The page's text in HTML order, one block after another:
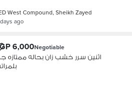
West Compound, Sheikh Zayed
ago
6,000Negotiable
اثنين سرر خشب زان بحاله